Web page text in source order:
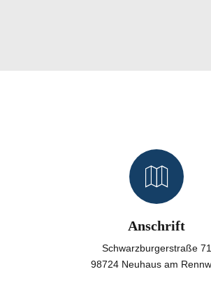
Anschrift
Schwarzburgerstraße 71
98724 Neuhaus am